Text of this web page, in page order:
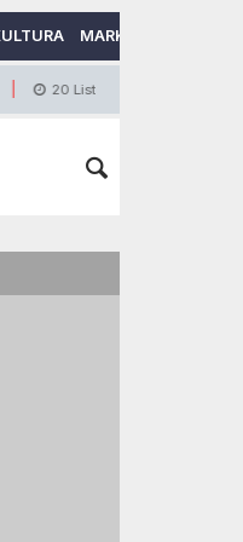
MARKETING
2012